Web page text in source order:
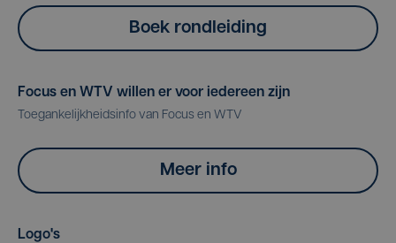
Boek rondleiding
Focus en WTV willen er voor iedereen zijn
Toegankelijkheidsinfo van Focus en WTV
Meer info
Logo's